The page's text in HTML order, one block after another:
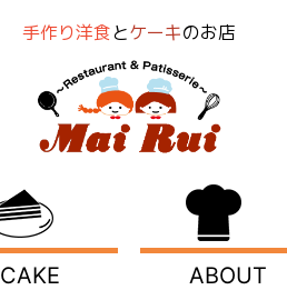
手作り洋食とケーキのお店
CAKE ABOUT